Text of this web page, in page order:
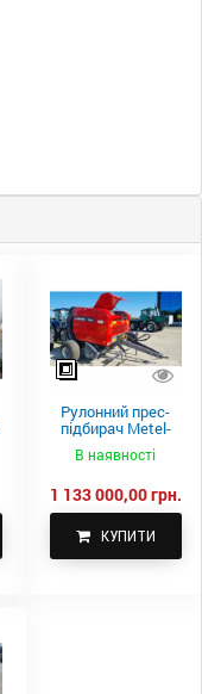
Рулонний прес-
підбирач Metel-
Fach Z 587
В наявності
1 133 000,00 грн.
КУПИТИ